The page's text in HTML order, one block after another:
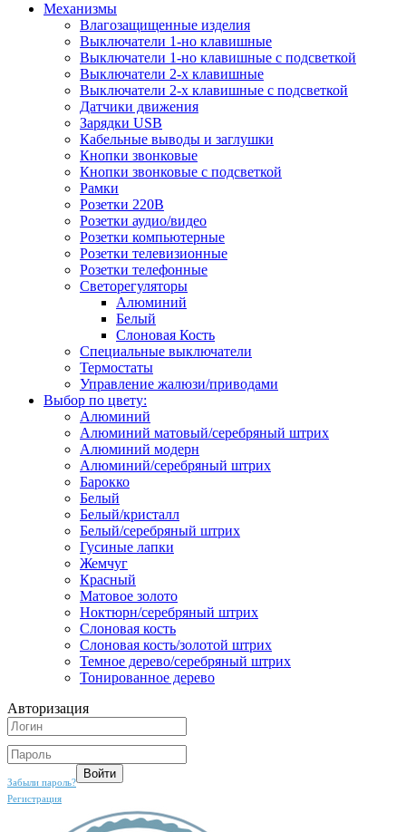
Механизмы
Влагозащищенные изделия
Выключатели 1-но клавишные
Выключатели 1-но клавишные с подсветкой
Выключатели 2-х клавишные
Выключатели 2-х клавишные с подсветкой
Датчики движения
Зарядки USB
Кабельные выводы и заглушки
Кнопки звонковые
Кнопки звонковые с подсветкой
Рамки
Розетки 220В
Розетки аудио/видео
Розетки компьютерные
Розетки телевизионные
Розетки телефонные
Светорегуляторы
Алюминий
Белый
Слоновая Кость
Специальные выключатели
Термостаты
Управление жалюзи/приводами
Выбор по цвету:
Алюминий
Алюминий матовый/серебряный штрих
Алюминий модерн
Алюминий/серебряный штрих
Барокко
Белый
Белый/кристалл
Белый/серебряный штрих
Гусиные лапки
Жемчуг
Красный
Матовое золото
Ноктюрн/серебряный штрих
Слоновая кость
Слоновая кость/золотой штрих
Темное дерево/серебряный штрих
Тонированное дерево
Авторизация
Забыли пароль?
Регистрация